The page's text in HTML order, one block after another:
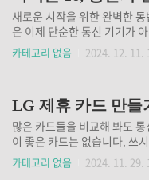
문하기기기값만 확인하시면
은 어디가 가장 쌀가요?아는
으세요.주변에 아는 사람들이
가서 비교해 보시면 좋습니다.
서 보통 소개에 소개..
새로운 시작을 위한 완벽한
은 이제 단순한 통신 기기가
리 잡은 필수품입니다. 그렇다
해야 할까요?특히 아이폰을
쌓아온 기술력과 노하우를 집
트폰입니다. 뛰어난 성능, 아
리한 사용성까지, 아이폰 16
요롭게 만들어 줄 것입니다.
기1. 압도적인 성능 A18
카테고리 없음 2024. 12. 11.
LG 제휴 카드 만들
많은 카드들을 비교해 봐도
이 좋은 카드는 없습니다. 쓰
조건 제휴카드 만드셔서 2.5만
요. 더블할인시 월 5만까지도
카테고리 없음 2024. 11. 29.